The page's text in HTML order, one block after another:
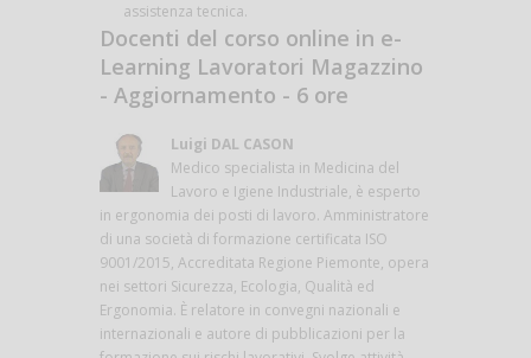
assistenza tecnica.
Docenti del corso online in e-
Learning Lavoratori Magazzino
- Aggiornamento - 6 ore
Luigi DAL CASON
Medico specialista in Medicina del
Lavoro e Igiene Industriale, è esperto
in ergonomia dei posti di lavoro. Amministratore
di una società di formazione certificata ISO
9001/2015, Accreditata Regione Piemonte, opera
nei settori Sicurezza, Ecologia, Qualità ed
Ergonomia. È relatore in convegni nazionali e
internazionali e autore di pubblicazioni per la